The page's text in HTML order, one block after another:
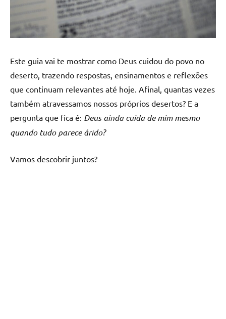
Este guia vai te mostrar como Deus cuidou do povo no
deserto, trazendo respostas, ensinamentos e reflexões
que continuam relevantes até hoje. Afinal, quantas vezes
também atravessamos nossos próprios desertos? E a
pergunta que fica é: Deus ainda cuida de mim mesmo
quando tudo parece árido?
Vamos descobrir juntos?